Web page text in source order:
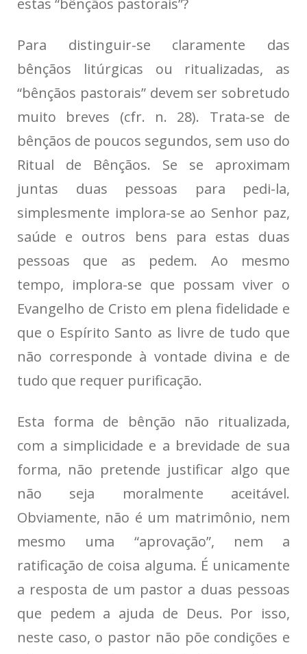
estas “bênçãos pastorais”?
Para distinguir-se claramente das
bênçãos litúrgicas ou ritualizadas, as
“bênçãos pastorais” devem ser sobretudo
muito breves (cfr. n. 28). Trata-se de
bênçãos de poucos segundos, sem uso do
Ritual de Bênçãos. Se se aproximam
juntas duas pessoas para pedi-la,
simplesmente implora-se ao Senhor paz,
saúde e outros bens para estas duas
pessoas que as pedem. Ao mesmo
tempo, implora-se que possam viver o
Evangelho de Cristo em plena fidelidade e
que o Espírito Santo as livre de tudo que
não corresponde à vontade divina e de
tudo que requer purificação.
Esta forma de bênção não ritualizada,
com a simplicidade e a brevidade de sua
forma, não pretende justificar algo que
não seja moralmente aceitável.
Obviamente, não é um matrimônio, nem
mesmo uma “aprovação”, nem a
ratificação de coisa alguma. É unicamente
a resposta de um pastor a duas pessoas
que pedem a ajuda de Deus. Por isso,
neste caso, o pastor não põe condições e